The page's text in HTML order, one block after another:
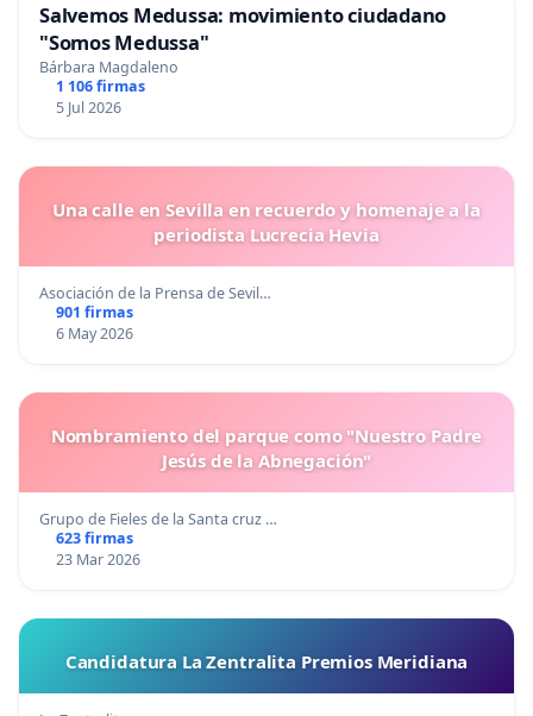
Salvemos Medussa: movimiento ciudadano
"Somos Medussa"
Bárbara Magdaleno
1 106 firmas
5 Jul 2026
Una calle en Sevilla en recuerdo y homenaje a la
periodista Lucrecia Hevia
Asociación de la Prensa de Sevil…
901 firmas
6 May 2026
Nombramiento del parque como "Nuestro Padre
Jesús de la Abnegación"
Grupo de Fieles de la Santa cruz …
623 firmas
23 Mar 2026
Candidatura La Zentralita Premios Meridiana